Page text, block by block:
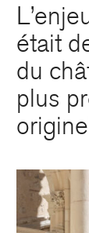
était
du
plus